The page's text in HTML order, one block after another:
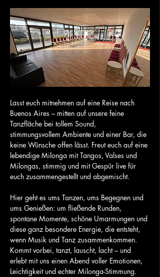
Lasst euch mitnehmen auf eine Reise nach
Buenos Aires – mitten auf unsere feine
Tanzfläche bei tollem Sound,
stimmungsvollem Ambiente und einer Bar, die
keine Wünsche offen lässt. Freut euch auf eine
lebendige Milonga mit Tangos, Valses und
Milongas, stimmig und mit Gespür live für
euch zusammengestellt und abgemischt.
Hier geht es ums Tanzen, ums Begegnen und
ums Genießen: um fließende Runden,
spontane Momente, schöne Umarmungen und
diese ganz besondere Energie, die entsteht,
wenn Musik und Tanz zusammenkommen.
Kommt vorbei, tanzt, lauscht, lacht – und
erlebt mit uns einen Abend voller Emotionen,
Leichtigkeit und echter Milonga-Stimmung.